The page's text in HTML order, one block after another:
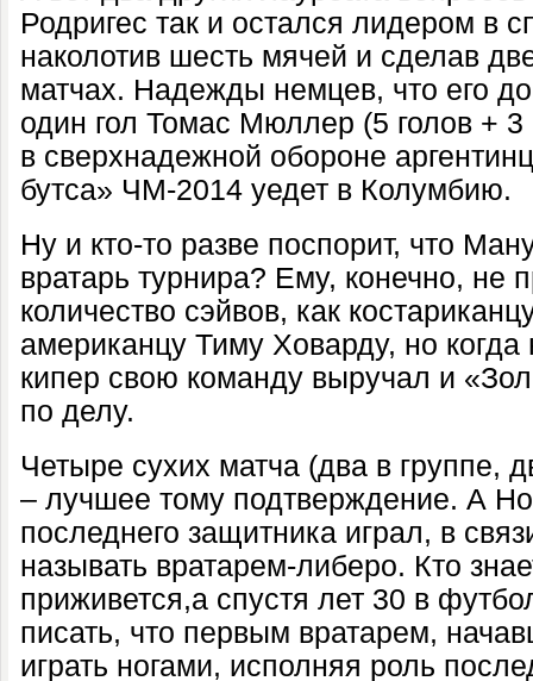
Родригес так и остался лидером в
наколотив шесть мячей и сделав
матчах. Надежды немцев, что его
один гол Томас Мюллер (5 голов + 3
в сверхнадежной обороне
бутса» ЧМ-2014 уедет в Колумбию.
Ну и кто-то разве поспорит, что
вратарь турнира? Ему, конечно, не
количество сэйвов, как
американцу Тиму Ховарду, но
кипер свою команду выручал и
по делу.
Четыре сухих матча (два в группе,
– лучшее тому подтверждение. А
последнего защитника играл, в
называть вратарем-либеро. Кто
приживется,а спустя лет 30 в
писать, что первым вратарем,
играть ногами, исполняя роль